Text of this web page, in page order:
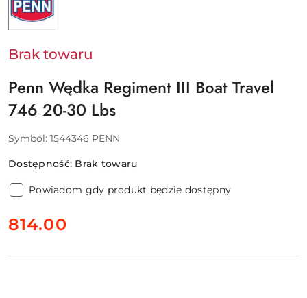
PENN
-
PURE
FISHING
SAS
Brak towaru
Penn Wędka Regiment III Boat Travel
746 20-30 Lbs
Symbol: 1544346 PENN
Dostępność: Brak towaru
Powiadom gdy produkt będzie dostępny
cena:
814.00